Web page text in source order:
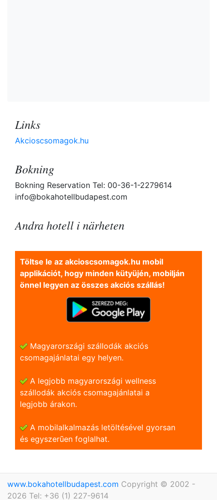
Links
Akcioscsomagok.hu
Bokning
Bokning Reservation Tel: 00-36-1-2279614
info@bokahotellbudapest.com
Andra hotell i närheten
Töltse le az akcioscsomagok.hu mobil
applikációt, hogy minden kütyüjén, mobilján
önnel legyen az összes akciós szállás!
Magyarországi szállodák akciós
csomagajánlatai egy helyen.
A legjobb magyarországi wellness
szállodák akciós csomagajánlatai a
legjobb árakon.
A mobilalkalmazás letöltésével gyorsan
és egyszerũen foglalhat.
www.bokahotellbudapest.com Copyright © 2002 -
2026 Tel: +36 (1) 227-9614